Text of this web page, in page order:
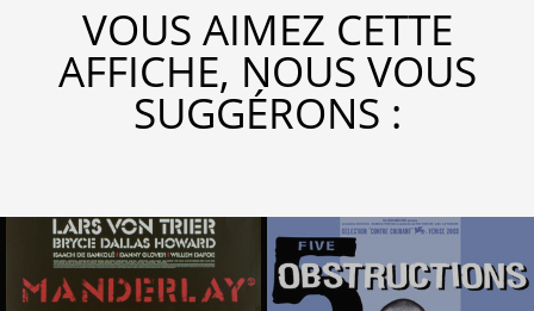
VOUS AIMEZ CETTE
AFFICHE, NOUS VOUS
SUGGÉRONS :